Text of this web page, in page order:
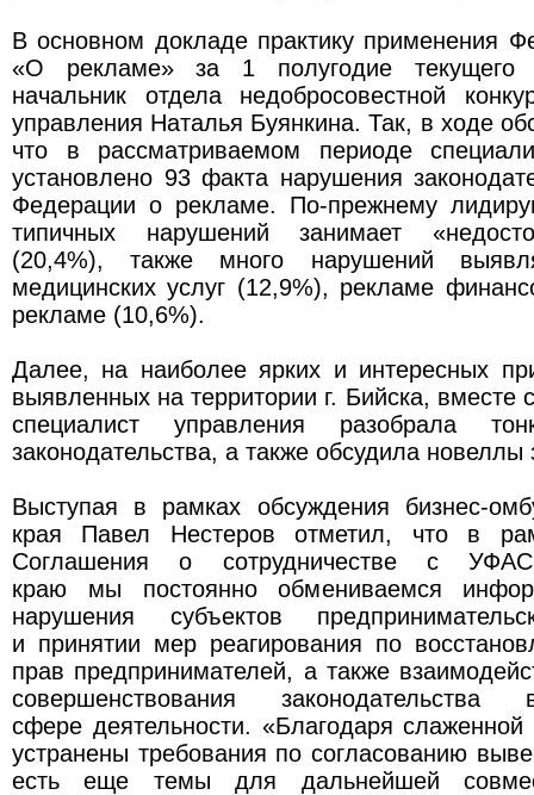
В основном докладе практику применения
«О рекламе» за 1 полугодие текущего
начальник отдела недобросовестной
управления Наталья Буянкина. Так, в ходе
что в рассматриваемом периоде
установлено 93 факта нарушения
Федерации о рекламе. По-прежнему
типичных нарушений занимает
(20,4%), также много нарушений
медицинских услуг (12,9%), рекламе
рекламе (10,6%).
Далее, на наиболее ярких и интересных
выявленных на территории г. Бийска, вместе
специалист управления разобрала
законодательства, а также обсудила новеллы
Выступая в рамках обсуждения бизнес-
края Павел Нестеров отметил, что в
Соглашения о сотрудничестве с
краю мы постоянно обмениваемся
нарушения субъектов
и принятии мер реагирования по
прав предпринимателей, а также
совершенствования законодательства
сфере деятельности. «Благодаря слаженной
устранены требования по согласованию
есть еще темы для дальнейшей